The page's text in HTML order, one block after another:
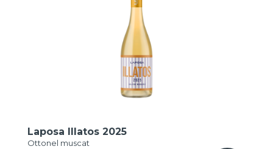
Laposa Illatos 2025
Ottonel muscat